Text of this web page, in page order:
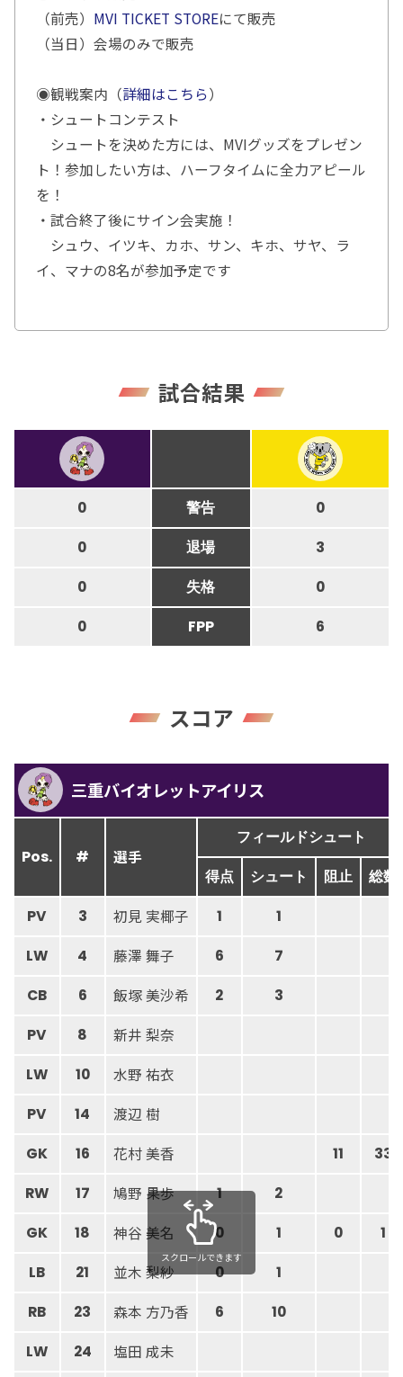
（前売） MVI TICKET STOREにて販売
（当日）会場のみで販売
◉観戦案内（詳細はこちら）
・シュートコンテスト
シュートを決めた方には、MVIグッズをプレゼン
ト！参加したい方は、ハーフタイムに全力アピール
を！
・試合終了後にサイン会実施！
シュウ、イツキ、カホ、サン、キホ、サヤ、ラ
イ、マナの8名が参加予定です
試合結果
0 警告 0
0 退場 3
0 失格 0
0 FPP 6
スコア
三重バイオレットアイリス
Pos. # 選手
フィールドシュート
得点 シュート 阻止 総数
PV 3 初見 実椰子 1 1
LW 4 藤澤 舞子 6 7
CB 6 飯塚 美沙希 2 3
PV 8 新井 梨奈
LW 10 水野 祐衣
PV 14 渡辺 樹
GK 16 花村 美香 11 33
RW 17 鳩野 果歩 1 2
GK 18 神谷 美名 0 1 0 1
LB 21 並木 梨紗 0 1
RB 23 森本 方乃香 6 10
LW 24 塩田 成未
スクロールできます